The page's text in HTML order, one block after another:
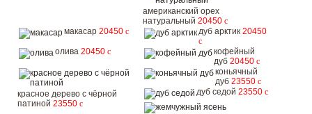
американский орех
натуральный 20450 c
макасар 20450 c дуб арктик 20450
c
олива 20450 c
кофейный
дуб 20450 c
красное дерево с чёрной
патиной 23550 c
коньячный
дуб 23550 c
дуб седой 23550 c